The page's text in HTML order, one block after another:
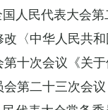
国人民代表大会
〈中华人民共
十次会议《关
第二十三次会